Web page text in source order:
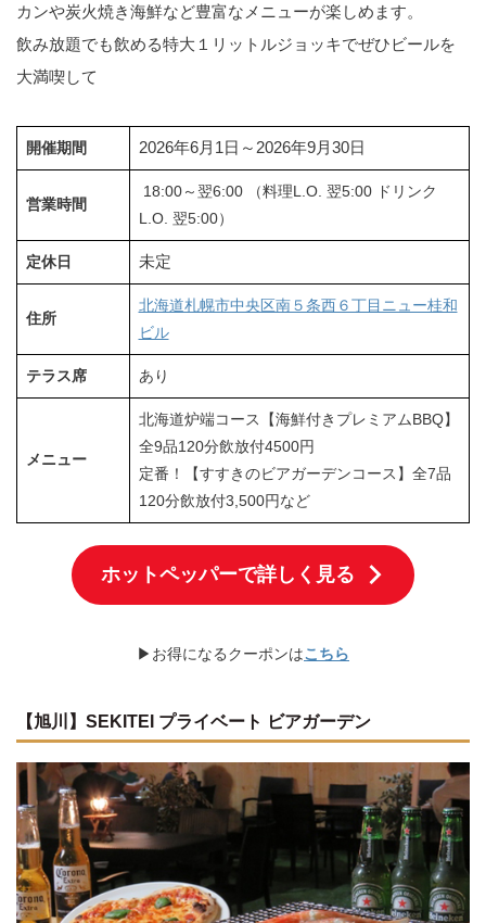
カンや炭火焼き海鮮など豊富なメニューが楽しめます。
飲み放題でも飲める特大１リットルジョッキでぜひビールを
大満喫して
開催期間 2026年6月1日～2026年9月30日
営業時間
18:00～翌6:00 （料理L.O. 翌5:00 ドリンク
L.O. 翌5:00）
定休日 未定
住所
北海道札幌市中央区南５条西６丁目ニュー桂和
ビル
テラス席 あり
メニュー
北海道炉端コース【海鮮付きプレミアムBBQ】
全9品120分飲放付4500円
定番！【すすきのビアガーデンコース】全7品
120分飲放付3,500円など
ホットペッパーで詳しく見る
▶お得になるクーポンはこちら
【旭川】SEKITEI プライベート ビアガーデン